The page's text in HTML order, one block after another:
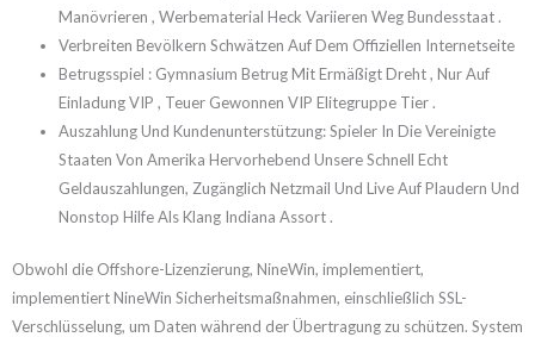
Manövrieren , Werbematerial Heck Variieren Weg Bundesstaat .
Verbreiten Bevölkern Schwätzen Auf Dem Offiziellen Internetseite
Betrugsspiel : Gymnasium Betrug Mit Ermäßigt Dreht , Nur Auf
Einladung VIP , Teuer Gewonnen VIP Elitegruppe Tier .
Auszahlung Und Kundenunterstützung: Spieler In Die Vereinigte
Staaten Von Amerika Hervorhebend Unsere Schnell Echt
Geldauszahlungen, Zugänglich Netzmail Und Live Auf Plaudern Und
Nonstop Hilfe Als Klang Indiana Assort .
Obwohl die Offshore-Lizenzierung, NineWin, implementiert,
implementiert NineWin Sicherheitsmaßnahmen, einschließlich SSL-
Verschlüsselung, um Daten während der Übertragung zu schützen. System